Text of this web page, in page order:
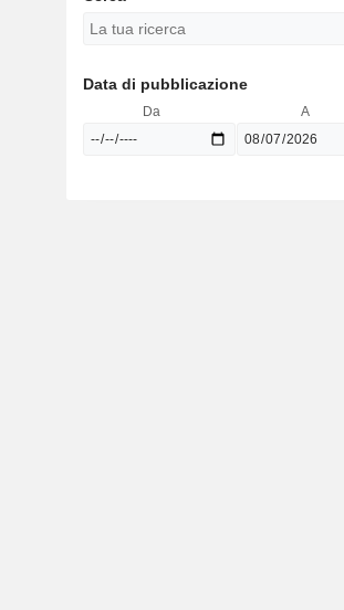
Data di pubblicazione
Da A